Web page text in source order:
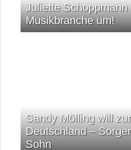
Juliette Schoppmann
Musikbranche um!
Sandy Mölling will
Deutschland –
Sohn